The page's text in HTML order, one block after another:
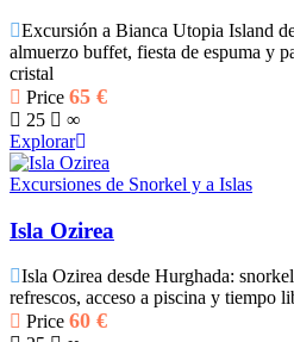
Excursión a Bianca Utopia Island
almuerzo buffet, fiesta de espuma y
cristal
Price 65 €
25
∞
Explorar
Excursiones de Snorkel y a Islas
Isla Ozirea
Isla Ozirea desde Hurghada:
refrescos, acceso a piscina y tiempo
Price 60 €